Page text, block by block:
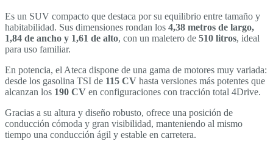
Es un SUV compacto que destaca por su equilibrio entre tamaño y
habitabilidad. Sus dimensiones rondan los 4,38 metros de largo,
1,84 de ancho y 1,61 de alto, con un maletero de 510 litros, ideal
para uso familiar.
En potencia, el Ateca dispone de una gama de motores muy variada:
desde los gasolina TSI de 115 CV hasta versiones más potentes que
alcanzan los 190 CV en configuraciones con tracción total 4Drive.
Gracias a su altura y diseño robusto, ofrece una posición de
conducción cómoda y gran visibilidad, manteniendo al mismo
tiempo una conducción ágil y estable en carretera.